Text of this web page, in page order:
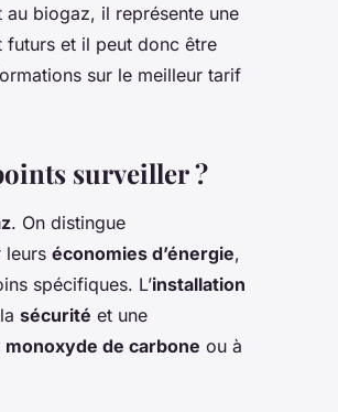
au biogaz, il représente une
futurs et il peut donc être
sur le meilleur tarif
surveiller ?
. On distingue
leurs économies d’énergie,
spécifiques. L’installation
sécurité et une
monoxyde de carbone ou à